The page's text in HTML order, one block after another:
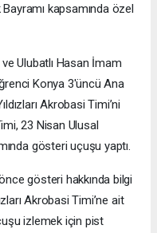
kapsamında özel
Ulubatlı Hasan İmam
Konya 3'üncü Ana
Akrobasi Timi’ni
23 Nisan Ulusal
gösteri uçuşu yaptı.
gösteri hakkında bilgi
Akrobasi Timi’ne ait
izlemek için pist